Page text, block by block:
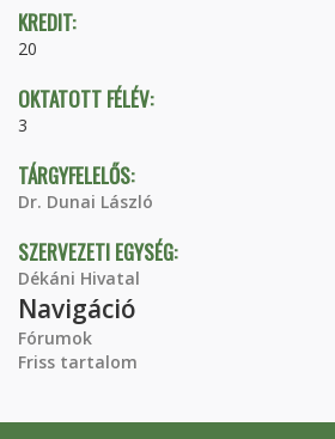
KREDIT:
20
OKTATOTT FÉLÉV:
3
TÁRGYFELELŐS:
Dr. Dunai László
SZERVEZETI EGYSÉG:
Dékáni Hivatal
Navigáció
Fórumok
Friss tartalom